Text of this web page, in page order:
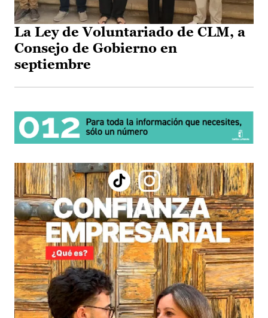
La Ley de Voluntariado de CLM, a
Consejo de Gobierno en
septiembre